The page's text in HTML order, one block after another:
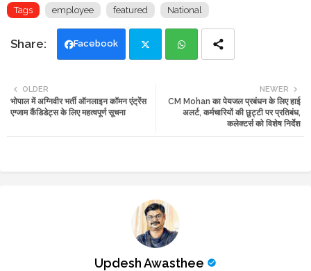
Tags employee featured National
Facebook
tte ats
NEWER
CM Mohan का पेयजल प्रबंधन के लिए हाई
अलर्ट, कर्मचारियों की छुट्टी पर प्रतिबंध,
कलेक्टर्स को विशेष निर्देश
OLDER
भोपाल में अग्निवीर भर्ती ऑनलाइन कॉमन एंट्रेंस
एग्जाम कैंडिडेट्स के लिए महत्वपूर्ण सूचना
Updesh Awasthee